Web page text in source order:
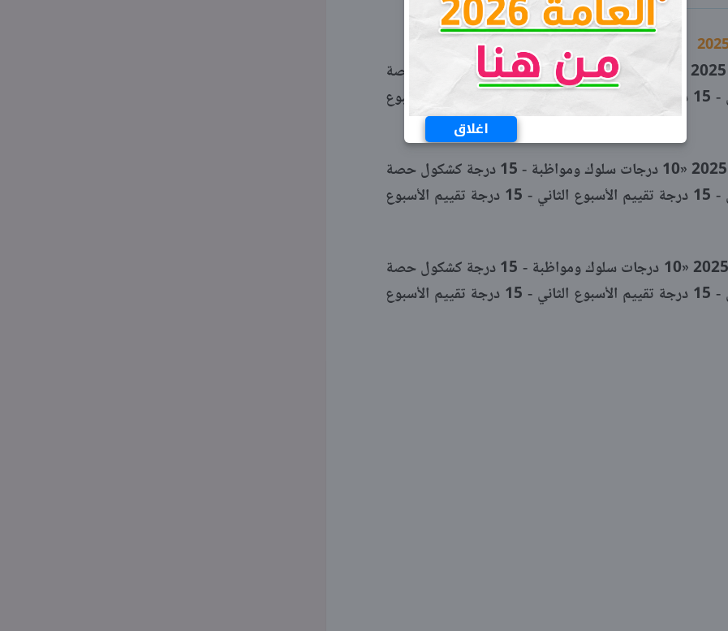
اغلاق
متوسط تقييم درجات أعمال شهر فبراير 2025 «10 درجات سلوك ومواظبة - 15 درجة كشكول حصة
وواجب - 15 درجة تقييم الأسبوع الأول - 15 درجة تقييم الأسبوع الثاني - 15 درجة تقييم الأسبوع
متوسط تقييم درجات أعمال شهر مارس 2025 «10 درجات سلوك ومواظبة - 15 درجة كشكول حصة
وواجب - 15 درجة تقييم الأسبوع الأول - 15 درجة تقييم الأسبوع الثاني - 15 درجة تقييم الأسبوع
متوسط تقييم درجات أعمال شهر أبريل 2025 «10 درجات سلوك ومواظبة - 15 درجة كشكول حصة
وواجب - 15 درجة تقييم الأسبوع الأول - 15 درجة تقييم الأسبوع الثاني - 15 درجة تقييم الأسبوع